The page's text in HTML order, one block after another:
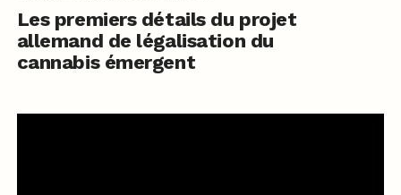
Les premiers détails du projet
allemand de légalisation du
cannabis émergent